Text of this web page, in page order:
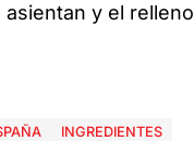
asientan y el
INGREDIENTES